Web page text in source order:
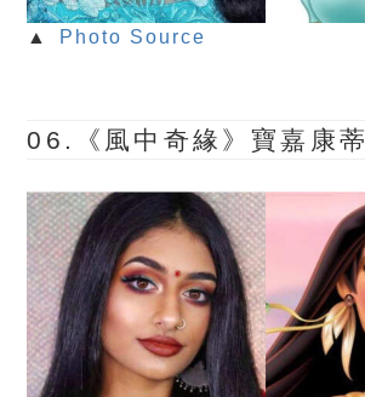
▲ Photo Source
06.《風中奇緣》寶嘉康蒂